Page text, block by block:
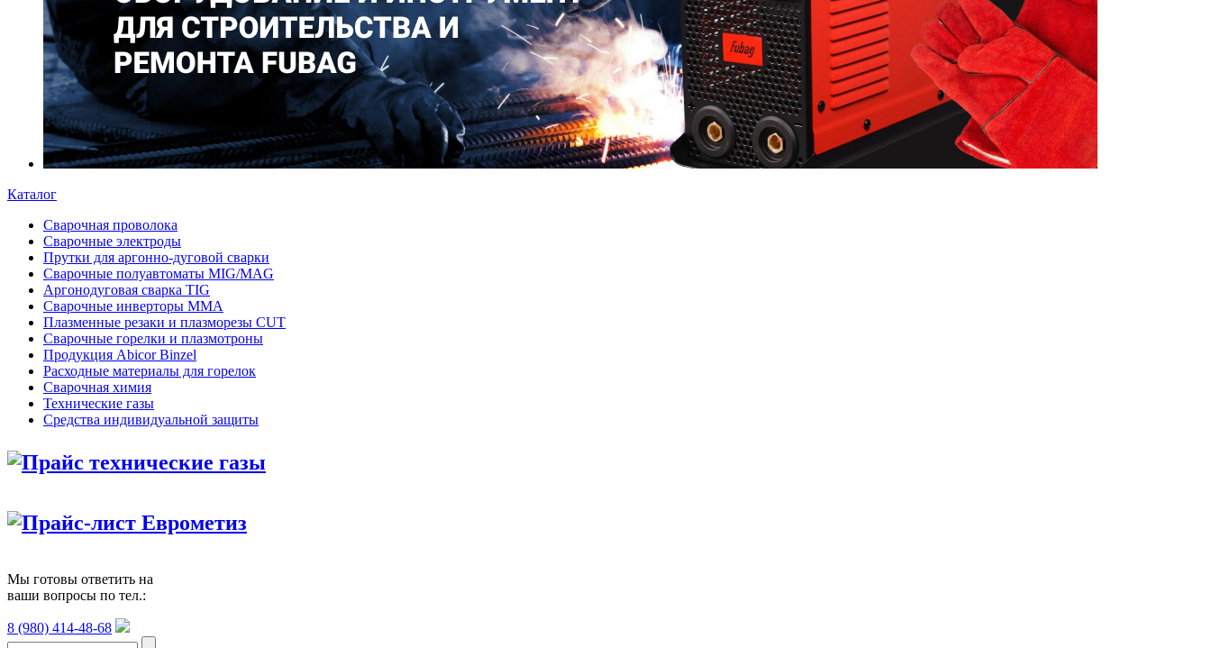
Каталог
Сварочная проволока
Сварочные электроды
Прутки для аргонно-дуговой сварки
Сварочные полуавтоматы MIG/MAG
Аргонодуговая сварка TIG
Сварочные инверторы MMA
Плазменные резаки и плазморезы CUT
Сварочные горелки и плазмотроны
Продукция Abicor Binzel
Расходные материалы для горелок
Сварочная химия
Технические газы
Средства индивидуальной защиты
Прайс технические газы
Прайс-лист Еврометиз
Мы готовы ответить на
ваши вопросы по тел.:
8 (980) 414-48-68